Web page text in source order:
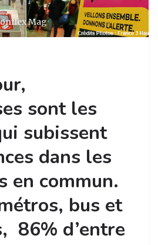
Mag
sont les
subissent
dans les
en commun.
bus et
86% d’entre